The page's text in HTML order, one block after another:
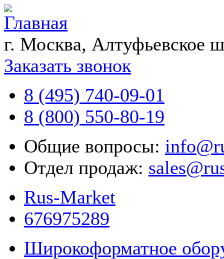
г. Москва, Алтуфьевское
Заказать звонок
8 (495) 740-09-01
8 (800) 550-80-19
Общие вопросы:
Отдел продаж:
Rus-Market
676975289
Широкоформатное